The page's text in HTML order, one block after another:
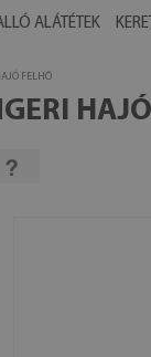
ALÁTÉTEK
FELHŐ